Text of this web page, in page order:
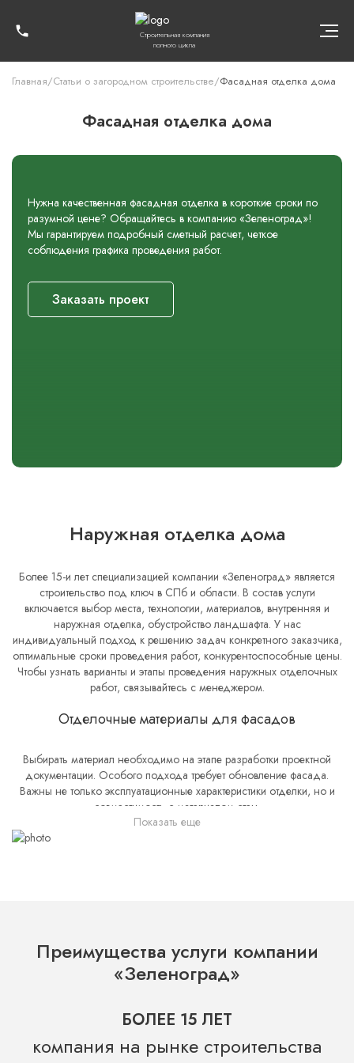
Строительная компания
полного цикла
Главная/Статьи о загородном строительстве/Фасадная отделка дома
Фасадная отделка дома
Нужна качественная фасадная отделка в короткие сроки по
разумной цене? Обращайтесь в компанию «Зеленоград»!
Мы гарантируем подробный сметный расчет, четкое
соблюдения графика проведения работ.
Заказать проект
Наружная отделка дома
Более 15-и лет специализацией компании «Зеленоград» является
строительство под ключ в СПб и области. В состав услуги
включается выбор места, технологии, материалов, внутренняя и
наружная отделка, обустройство ландшафта. У нас
индивидуальный подход к решению задач конкретного заказчика,
оптимальные сроки проведения работ, конкурентоспособные цены.
Чтобы узнать варианты и этапы проведения наружных отделочных
работ, связывайтесь с менеджером.
Отделочные материалы для фасадов
Выбирать материал необходимо на этапе разработки проектной
документации. Особого подхода требует обновление фасада.
Важны не только эксплуатационные характеристики отделки, но и
совместимость с материалом стен.
панели.
Штукатурка пользуется повышенной популярностью из-за
продолжительным сроком службы и прекрасным внешним видом.
перепадам температуры и воздействию влаги. К минусам можно
Показать еще
Преимущества услуги компании
«Зеленоград»
БОЛЕЕ 15 ЛЕТ
компания на рынке строительства